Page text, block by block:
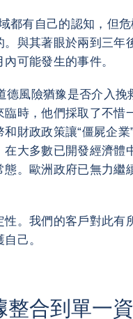
都有自己的認知，但
與其著眼於兩到三年
可能發生的事件。
德風險猶豫是否介入挽
時，他們採取了不惜
財政政策讓“僵屍企業
大多數已開發經濟體
。歐洲政府已無力繼
。我們的客戶對此有
己。
整合到單一